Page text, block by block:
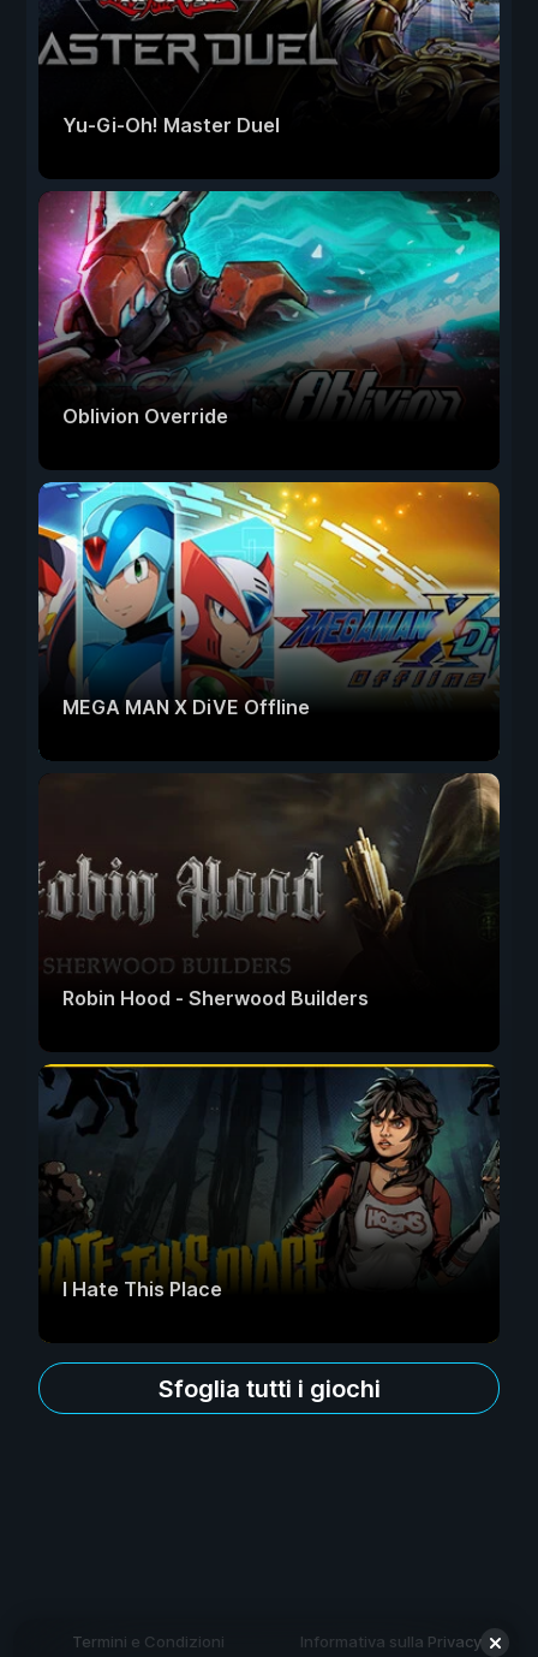
Yu-Gi-Oh! Master Duel
Oblivion Override
MEGA MAN X DiVE Offline
Robin Hood - Sherwood Builders
I Hate This Place
Sfoglia tutti i giochi
Termini e Condizioni Informativa sulla Privacy